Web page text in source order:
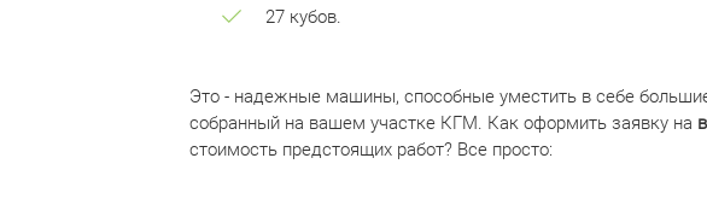
27 кубов.
Это - надежные машины, способные уместить в себе
собранный на вашем участке КГМ. Как оформить заявку на
стоимость предстоящих работ? Все просто: